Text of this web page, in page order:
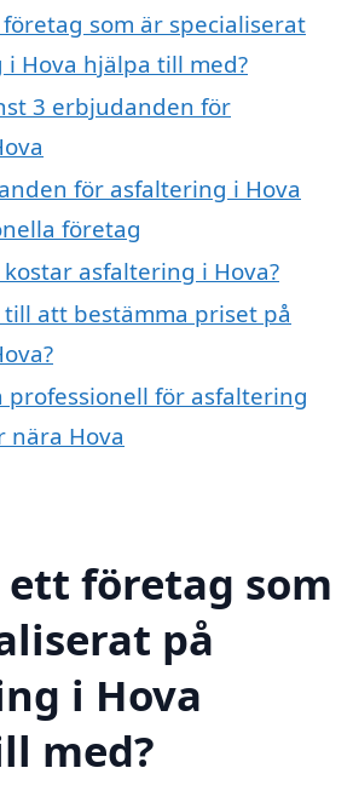
som är specialiserat
Hova hjälpa till med?
3 erbjudanden för
för asfaltering i Hova
företag
asfaltering i Hova?
att bestämma priset på
professionell för asfaltering
nära Hova
ett företag som
på
i Hova
med?